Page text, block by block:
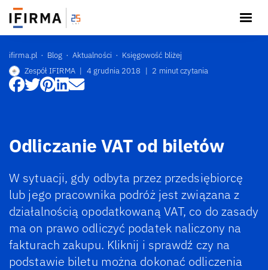
ifirma.pl Blog Aktualności
Księgowość bliżej
Zespół IFIRMA | 4 grudnia 2018 | 2 minut czytania
Odliczanie VAT od biletów
W sytuacji, gdy odbyta przez przedsiębiorcę
lub jego pracownika podróż jest związana z
działalnością opodatkowaną VAT, co do zasady
ma on prawo odliczyć podatek naliczony na
fakturach zakupu. Kliknij i sprawdź czy na
podstawie biletu można dokonać odliczenia